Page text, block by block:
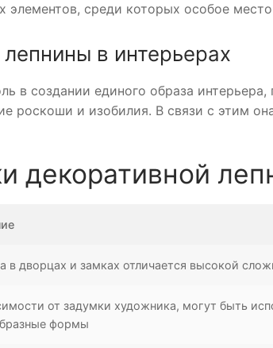
элементов, среди которых особое
в интерьерах
в создании единого образа интерьера,
роскоши и изобилия. В связи с этим
декоративной
в дворцах и замках отличается высокой
от задумки художника, могут быть
формы